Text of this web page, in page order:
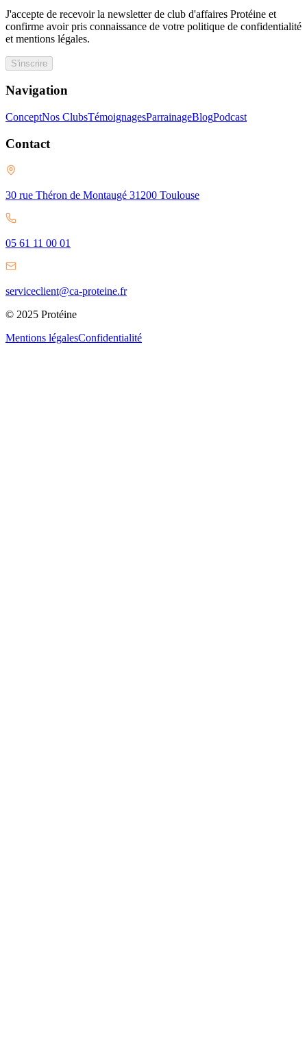
J'accepte de recevoir la newsletter de club d'affaires Protéine et
confirme avoir pris connaissance de votre politique de confidentialité
et mentions légales.
S'inscrire
Navigation
ConceptNos ClubsTémoignagesParrainageBlogPodcast
Contact
30 rue Théron de Montaugé 31200 Toulouse
05 61 11 00 01
serviceclient@ca-proteine.fr
© 2025 Protéine
Mentions légalesConfidentialité